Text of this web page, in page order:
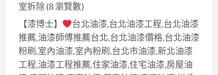
室拆除(8 瀏覽數)
【漆博士】
台北油漆,台北油漆工程,台北油漆
推薦,油漆師傅推薦台北,台北油漆價格,台北油漆
粉刷,室內油漆,室內粉刷,台北市油漆,新北油漆
工程,油漆工程推薦,住家油漆,住宅油漆,房屋油